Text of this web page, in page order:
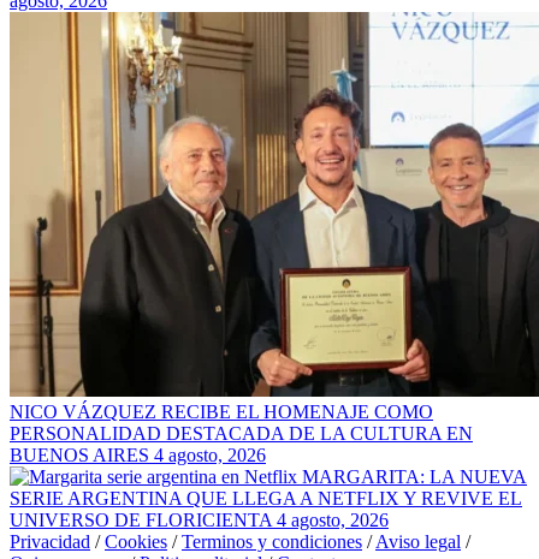
NICO VÁZQUEZ RECIBE EL HOMENAJE COMO
PERSONALIDAD DESTACADA DE LA CULTURA EN
BUENOS AIRES 4 agosto, 2026
MARGARITA: LA NUEVA
SERIE ARGENTINA QUE LLEGA A NETFLIX Y REVIVE EL
UNIVERSO DE FLORICIENTA 4 agosto, 2026
Privacidad / Cookies / Terminos y condiciones / Aviso legal /